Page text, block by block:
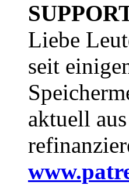
Liebe
seit
aktuell